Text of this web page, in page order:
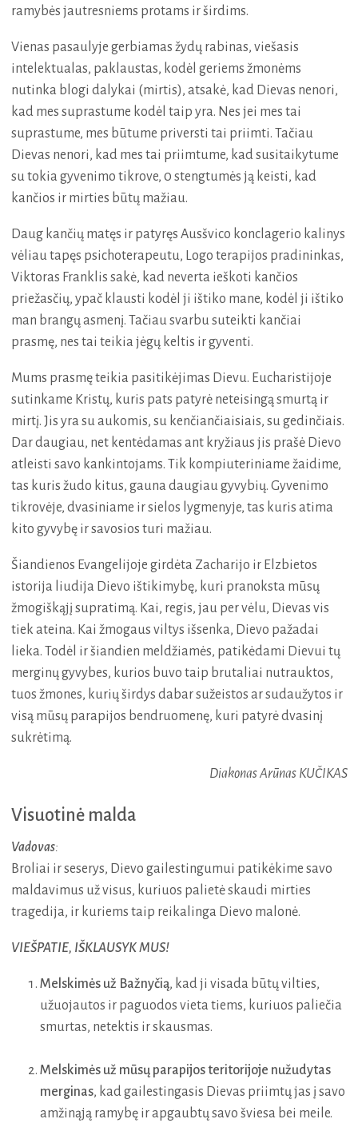
ramybės jautresniems protams ir širdims.
Vienas pasaulyje gerbiamas žydų rabinas, viešasis
intelektualas, paklaustas, kodėl geriems žmonėms
nutinka blogi dalykai (mirtis), atsakė, kad Dievas nenori,
kad mes suprastume kodėl taip yra. Nes jei mes tai
suprastume, mes būtume priversti tai priimti. Tačiau
Dievas nenori, kad mes tai priimtume, kad susitaikytume
su tokia gyvenimo tikrove, 0 stengtumės ją keisti, kad
kančios ir mirties būtų mažiau.
Daug kančių matęs ir patyręs Ausšvico konclagerio kalinys
vėliau tapęs psichoterapeutu, Logo terapijos pradininkas,
Viktoras Franklis sakė, kad neverta ieškoti kančios
priežasčių, ypač klausti kodėl ji ištiko mane, kodėl ji ištiko
man brangų asmenį. Tačiau svarbu suteikti kančiai
prasmę, nes tai teikia jėgų keltis ir gyventi.
Mums prasmę teikia pasitikėjimas Dievu. Eucharistijoje
sutinkame Kristų, kuris pats patyrė neteisingą smurtą ir
mirtį. Jis yra su aukomis, su kenčiančiaisiais, su gedinčiais.
Dar daugiau, net kentėdamas ant kryžiaus jis prašė Dievo
atleisti savo kankintojams. Tik kompiuteriniame žaidime,
tas kuris žudo kitus, gauna daugiau gyvybių. Gyvenimo
tikrovėje, dvasiniame ir sielos lygmenyje, tas kuris atima
kito gyvybę ir savosios turi mažiau.
Šiandienos Evangelijoje girdėta Zacharijo ir Elzbietos
istorija liudija Dievo ištikimybę, kuri pranoksta mūsų
žmogiškąjį supratimą. Kai, regis, jau per vėlu, Dievas vis
tiek ateina. Kai žmogaus viltys išsenka, Dievo pažadai
lieka. Todėl ir šiandien meldžiamės, patikėdami Dievui tų
merginų gyvybes, kurios buvo taip brutaliai nutrauktos,
tuos žmones, kurių širdys dabar sužeistos ar sudaužytos ir
visą mūsų parapijos bendruomenę, kuri patyrė dvasinį
sukrėtimą.
Diakonas Arūnas KUČIKAS
Visuotinė malda
Vadovas:
Broliai ir seserys, Dievo gailestingumui patikėkime savo
maldavimus už visus, kuriuos palietė skaudi mirties
tragedija, ir kuriems taip reikalinga Dievo malonė.
VIEŠPATIE, IŠKLAUSYK MUS!
Melskimės už Bažnyčią, kad ji visada būtų vilties,
užuojautos ir paguodos vieta tiems, kuriuos paliečia
smurtas, netektis ir skausmas.
Melskimės už mūsų parapijos teritorijoje nužudytas
merginas, kad gailestingasis Dievas priimtų jas į savo
amžinąją ramybę ir apgaubtų savo šviesa bei meile.